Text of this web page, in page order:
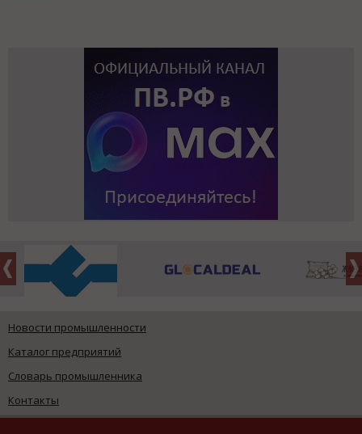
Новости промышленности
Каталог предприятий
Словарь промышленника
Контакты